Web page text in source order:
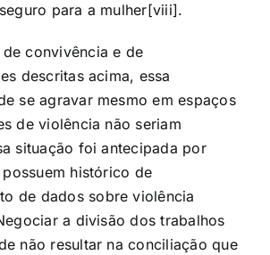
para a mulher[viii].
convivência e de
descritas acima, essa
se agravar mesmo em espaços
de violência não seriam
situação foi antecipada por
histórico de
de dados sobre violência
a divisão dos trabalhos
não resultar na conciliação que